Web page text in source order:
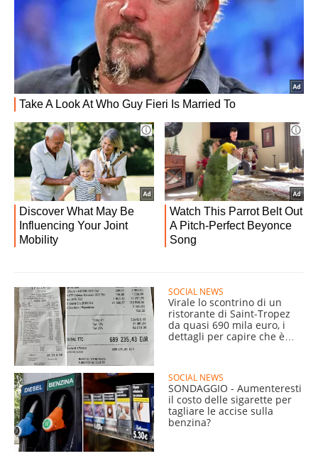
SOCIAL NEWS
Virale lo scontrino di un
ristorante di Saint-Tropez
da quasi 690 mila euro, i
dettagli per capire che è
SOCIAL NEWS
SONDAGGIO - Aumenteresti
il costo delle sigarette per
tagliare le accise sulla
benzina?